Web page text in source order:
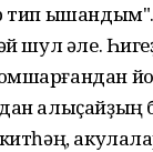
тип ышандым".
шул әле.
алыҫайҙың